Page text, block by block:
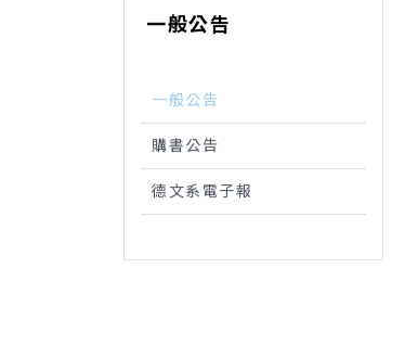
一般公告
一般公告
購書公告
德文系電子報